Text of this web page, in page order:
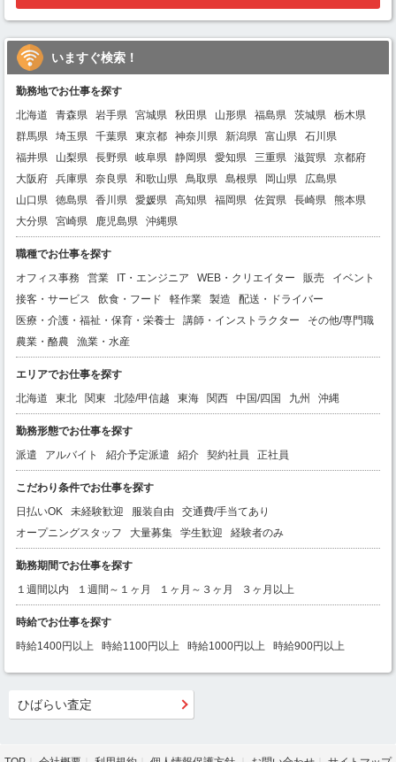
いますぐ検索！
勤務地でお仕事を探す
北海道
青森県 岩手県 宮城県 秋田県 山形県 福島県 茨城県
栃木県
群馬県
埼玉県 千葉県 東京都 神奈川県 新潟県 富山県
石川県
福井県
山梨県 長野県 岐阜県 静岡県 愛知県 三重県 滋賀県
京都府
大阪府
兵庫県 奈良県 和歌山県 鳥取県 島根県 岡山県
広島県
山口県
徳島県 香川県 愛媛県 高知県 福岡県 佐賀県 長崎県
熊本県
大分県
宮崎県 鹿児島県 沖縄県
職種でお仕事を探す
オフィス事務
営業 IT・エンジニア WEB・クリエイター 販売
イベント
接客・サービス
飲食・フード 軽作業 製造
配送・ドライバー
医療・介護・福祉・保育・栄養士
講師・インストラクター
その他/専門職
農業・酪農
漁業・水産
エリアでお仕事を探す
北海道
東北 関東 北陸/甲信越 東海 関西 中国/四国 九州 沖縄
勤務形態でお仕事を探す
派遣
アルバイト 紹介予定派遣 紹介 契約社員 正社員
こだわり条件でお仕事を探す
日払いOK
未経験歓迎 服装自由
交通費/手当てあり
オープニングスタッフ
大量募集 学生歓迎 経験者のみ
勤務期間でお仕事を探す
１週間以内
１週間～１ヶ月 １ヶ月～３ヶ月 ３ヶ月以上
時給でお仕事を探す
時給1400円以上
時給1100円以上 時給1000円以上 時給900円以上
ひばらい査定